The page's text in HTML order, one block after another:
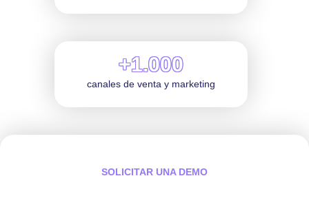
+1.000
canales de venta y marketing
SOLICITAR UNA DEMO